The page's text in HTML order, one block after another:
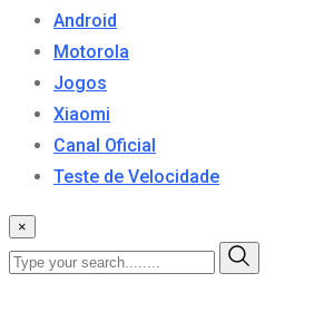
Android
Motorola
Jogos
Xiaomi
Canal Oficial
Teste de Velocidade
×